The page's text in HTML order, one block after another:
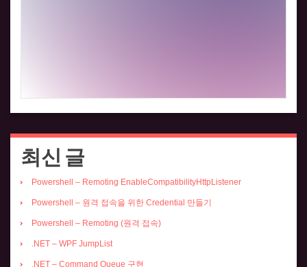
최신 글
Powershell – Remoting EnableCompatibilityHttpListener
Powershell – 원격 접속을 위한 Credential 만들기
Powershell – Remoting (원격 접속)
.NET – WPF JumpList
.NET – Command Queue 구현